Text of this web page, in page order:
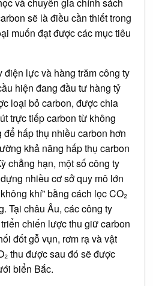
và chuyên gia chính sách
sẽ là điều cần thiết trong
muốn đạt được các mục tiêu
điện lực và hàng trăm công ty
hiện đang đầu tư hàng tỷ
loại bỏ carbon, được chia
trực tiếp carbon từ không
hấp thụ nhiều carbon hơn
khả năng hấp thụ carbon
chẳng hạn, một số công ty
nhiều cơ sở quy mô lớn
khí” bằng cách lọc CO₂
Tại châu Âu, các công ty
chiến lược thu giữ carbon
đốt gỗ vụn, rơm rạ và vật
thu được sau đó sẽ được
biển Bắc.